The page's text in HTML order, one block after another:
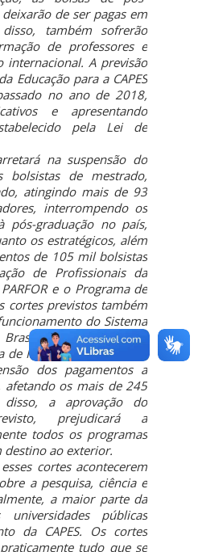
de ser pagas em
também sofrerão
de professores e
internacional. A previsão
Educação para a CAPES
no ano de 2018,
e apresentando
pela Lei de
na suspensão do
bolsistas de mestrado,
atingindo mais de 93
interrompendo os
pós-graduação no país,
os estratégicos, além
de 105 mil bolsistas
de Profissionais da
e o Programa de
cortes previstos também
do Sistema
Brasil e dos mestrados
Mestrado Profissional
dos pagamentos a
os mais de 245
a aprovação do
prejudicará a
todos os programas
destino ao exterior.
cortes acontecerem
a pesquisa, ciência e
a maior parte da
públicas
da CAPES. Os cortes
tudo que se